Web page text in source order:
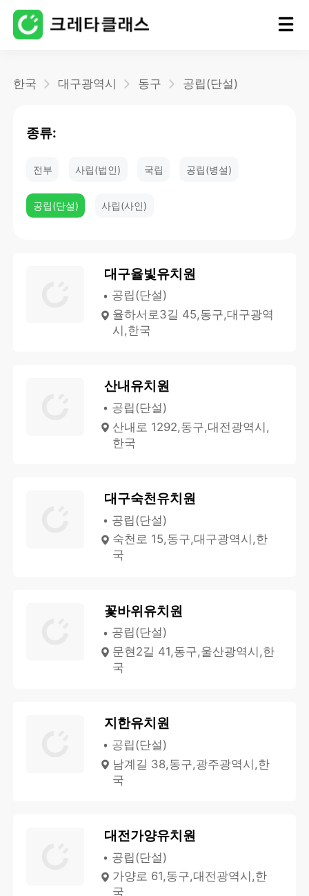
한국 대구광역시 동구 공립(단설)
종류:
전부 사립(법인) 국립 공립(병설)
공립(단설) 사립(사인)
대구율빛유치원
공립(단설)
율하서로3길 45,동구,대구광역
시,한국
산내유치원
공립(단설)
산내로 1292,동구,대전광역시,
한국
대구숙천유치원
공립(단설)
숙천로 15,동구,대구광역시,한
국
꽃바위유치원
공립(단설)
문현2길 41,동구,울산광역시,한
국
지한유치원
공립(단설)
남계길 38,동구,광주광역시,한
국
대전가양유치원
공립(단설)
가양로 61,동구,대전광역시,한
국